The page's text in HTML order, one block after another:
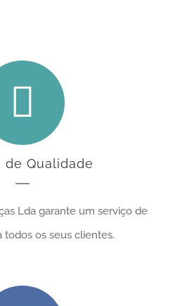
de Qualidade
Lda garante um serviço de
todos os seus clientes.